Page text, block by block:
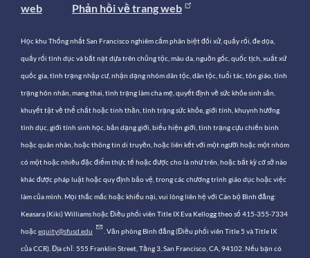
web
Phản hồi về trang web
Học khu Thống nhất San Francisco nghiêm cấm phân biệt đối xử, quấy rối, đe dọa,
quấy rối tình dục và bắt nạt dựa trên chủng tộc, màu da, nguồn gốc, quốc tịch, xuất xứ
quốc gia, tình trạng nhập cư, nhận dạng nhóm dân tộc, dân tộc, tuổi tác, tôn giáo, tình
trạng hôn nhân, mang thai, tình trạng làm cha mẹ, quyết định về sức khỏe sinh sản,
khuyết tật về thể chất hoặc tinh thần, tình trạng sức khỏe, giới tính, khuynh hướng
tình dục, giới tính sinh học, bản dạng giới, biểu hiện giới, tình trạng cựu chiến binh
hoặc quân nhân, hoặc thông tin di truyền, hoặc liên kết với một người hoặc một nhóm
có một hoặc nhiều đặc điểm thực tế hoặc được cho là như trên, hoặc bất kỳ cơ sở nào
khác được pháp luật hoặc quy định bảo vệ, trong các chương trình giáo dục hoặc việc
làm của mình. Mọi thắc mắc hoặc khiếu nại, vui lòng liên hệ với Cán bộ Bình đẳng:
Keasara (Kiki) Williams hoặc Điều phối viên Title IX Eva Kellogg theo số 415-355-7334
hoặcequity@sfusd.edu . Văn phòng Bình đẳng (Điều phối viên Title 5 và Title IX
của CCR). Địa chỉ: 555 Franklin Street, Tầng 3, San Francisco, CA, 94102. Nếu bạn có